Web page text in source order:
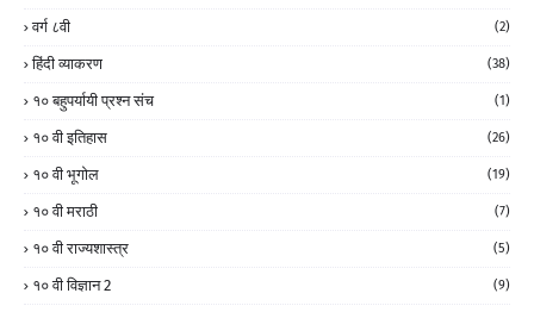
वर्ग ८वी (2)
हिंदी व्याकरण (38)
१० बहुपर्यायी प्रश्न संच (1)
१० वी इतिहास (26)
१० वी भूगोल (19)
१० वी मराठी (7)
१० वी राज्यशास्त्र (5)
१० वी विज्ञान 2 (9)